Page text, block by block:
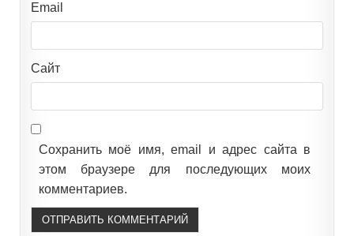
Email
Сайт
Сохранить моё имя, email и адрес сайта в
этом браузере для последующих моих
комментариев.